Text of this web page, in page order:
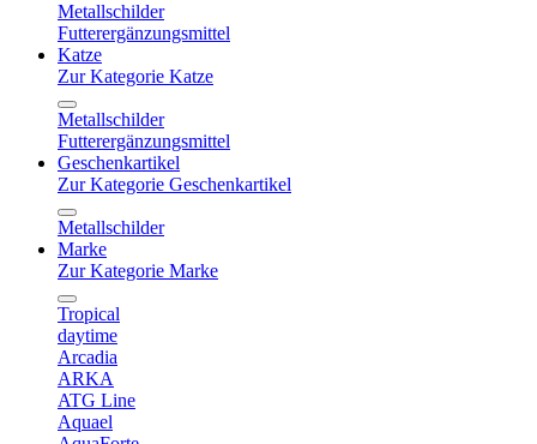
Metallschilder
Futterergänzungsmittel
Katze
Zur Kategorie Katze
Metallschilder
Futterergänzungsmittel
Geschenkartikel
Zur Kategorie Geschenkartikel
Metallschilder
Marke
Zur Kategorie Marke
Tropical
daytime
Arcadia
ARKA
ATG Line
Aquael